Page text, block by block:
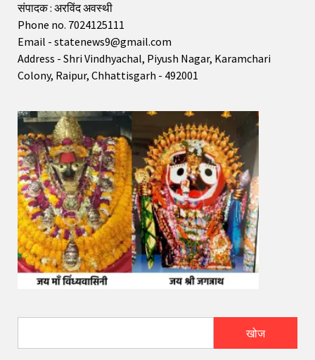
संपादक : अरविंद अवस्थी
Phone no. 7024125111
Email - statenews9@gmail.com
Address - Shri Vindhyachal, Piyush Nagar, Karamchari
Colony, Raipur, Chhattisgarh - 492001
खोज